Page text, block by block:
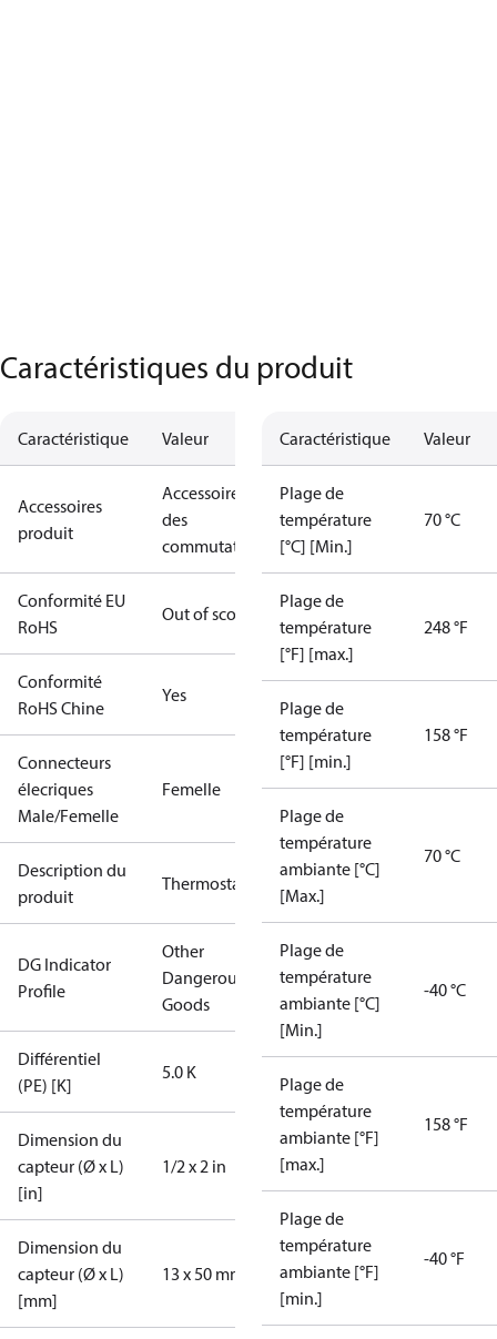
Caractéristiques du produit
Caractéristique Valeur
Accessoires
produit
Accessoires
des
commutateurs
Conformité EU
RoHS
Out of scope
Conformité
RoHS Chine
Yes
Connecteurs
élecriques
Male/Femelle
Femelle
Description du
produit
Thermostat
DG Indicator
Profile
Other
Dangerous
Goods
Différentiel
(PE) [K]
5.0 K
Dimension du
capteur (Ø x L)
[in]
1/2 x 2 in
Dimension du
capteur (Ø x L)
[mm]
13 x 50 mm
Caractéristique Valeur
Plage de
température
[°C] [Min.]
70 °C
Plage de
température
[°F] [max.]
248 °F
Plage de
température
[°F] [min.]
158 °F
Plage de
température
ambiante [°C]
[Max.]
70 °C
Plage de
température
ambiante [°C]
[Min.]
-40 °C
Plage de
température
ambiante [°F]
[max.]
158 °F
Plage de
température
ambiante [°F]
[min.]
-40 °F